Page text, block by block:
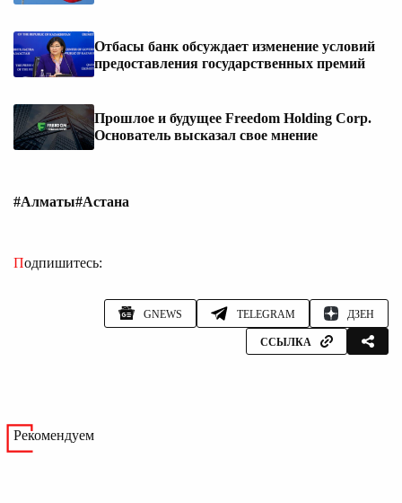
Отбасы банк обсуждает изменение условий
предоставления государственных премий
Прошлое и будущее Freedom Holding Corp.
Основатель высказал свое мнение
#Алматы#Астана
Подпишитесь:
GNEWS TELEGRAM ДЗЕН
ССЫЛКА
Рекомендуем